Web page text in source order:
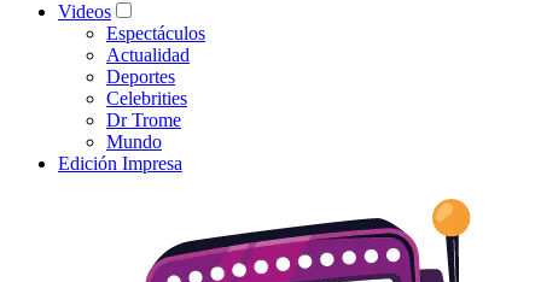
Videos
Espectáculos
Actualidad
Deportes
Celebrities
Dr Trome
Mundo
Edición Impresa